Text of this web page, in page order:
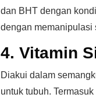
dan BHT dengan
dengan memanipulasi
4. Vitamin
Diakui dalam
untuk tubuh.